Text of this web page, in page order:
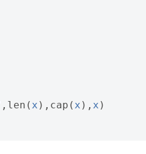
, len ( x ), cap ( x ), x )